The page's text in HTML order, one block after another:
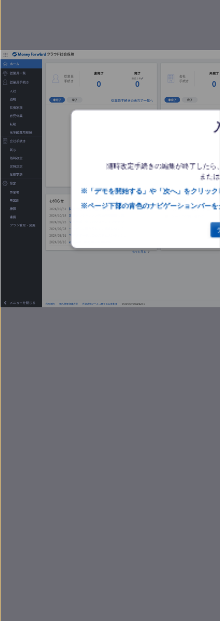
随時改定手続きの編集が終了した
また
※「デモを開始する」や「次へ」をクリッ
※ページ下部の青色のナビゲーションバー